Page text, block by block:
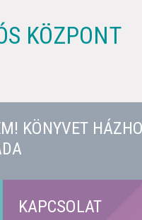
KÖZPONT
KÖNYVET
KAPCSOLAT